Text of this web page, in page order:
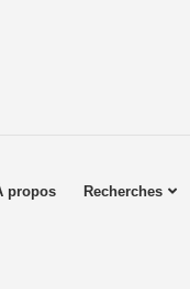
propos Recherches